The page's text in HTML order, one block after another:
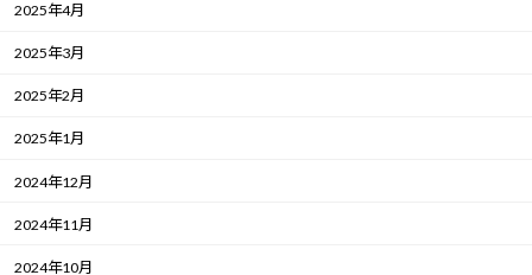
2025年4月
2025年3月
2025年2月
2025年1月
2024年12月
2024年11月
2024年10月